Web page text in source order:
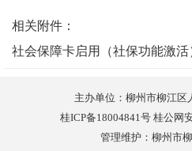
相关附件：
社会保障卡启用（社保功能激活
主办单位：柳州市柳江
桂ICP备18004841号 桂公网
管理维护：柳州市